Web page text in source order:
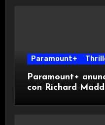
Paramount+
Paramount+
con Richard